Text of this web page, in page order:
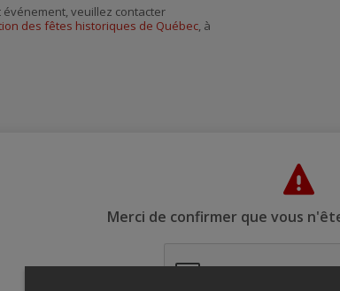
veuillez contacter
des fêtes historiques de Québec, à
Merci de confirmer que vous